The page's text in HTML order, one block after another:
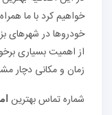
خواهیم کرد با ما
خودروها در شهرهای
از اهمیت بسیاری
زمان و مکانی دچار
شماره تماس بهترین